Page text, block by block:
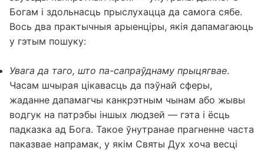
заўсёды канкрэтныя крокі — унутраны дыялог з
Богам і здольнасць прыслухацца да самога сябе.
Вось два практычныя арыенціры, якія дапамагаюць
Увага да таго, што па-сапраўднаму прыцягвае
Часам шчырая цікавасць да пэўнай сферы,
жаданне дапамагчы канкрэтным чынам або жывы
водгук на патрэбы іншых людзей — гэта і ёсць
падказка ад Бога. Такое ўнутранае прагненне часта